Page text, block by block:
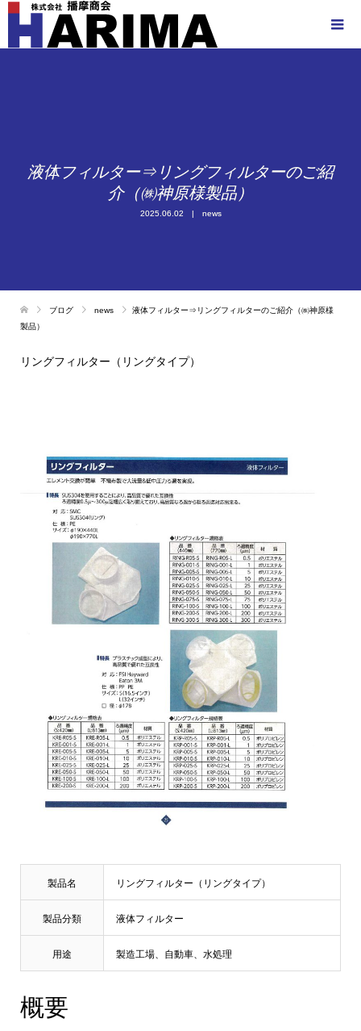
液体フィルター⇒リングフィルターのご紹
介（㈱神原様製品）
2025.06.02 news
ブログ news
液体フィルター⇒リングフィルターのご紹介（㈱神原様
製品）
リングフィルター（リングタイプ）
製品名 リングフィルター（リングタイプ）
製品分類 液体フィルター
用途 製造工場、自動車、水処理
概要